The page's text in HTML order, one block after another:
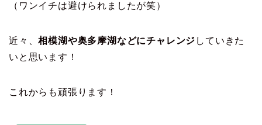
（ワンイチは避けられましたが笑）
近々、相模湖や奥多摩湖などにチャレンジ していきた
いと思います！
これからも頑張ります！